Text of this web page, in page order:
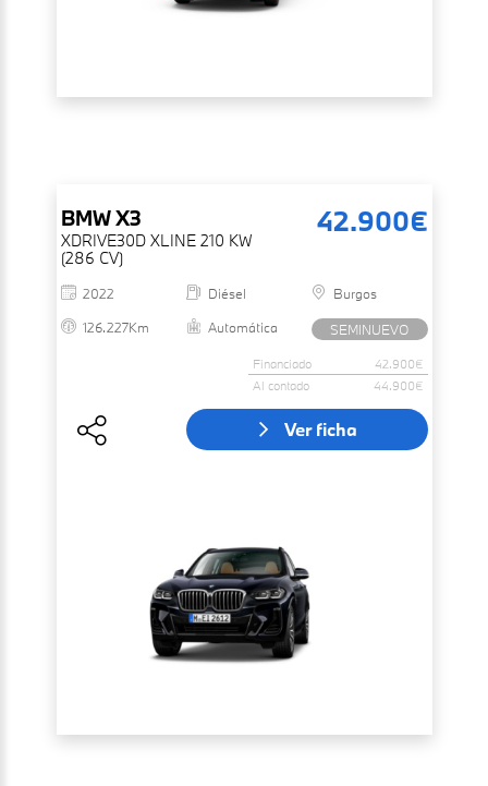
BMWX3
XDRIVE30D XLINE 210 KW
(286 CV)
42.900€
2022 Diésel
Burgos
126.227Km
Automática SEMINUEVO
Financiado
42.900€
Al contado
44.900€
Ver ficha